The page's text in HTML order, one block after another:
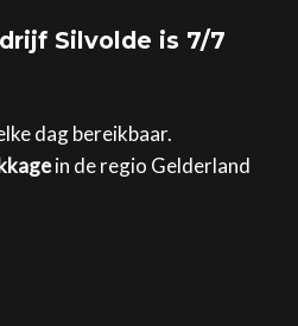
Silvolde is 7/7
dag bereikbaar.
in de regio Gelderland